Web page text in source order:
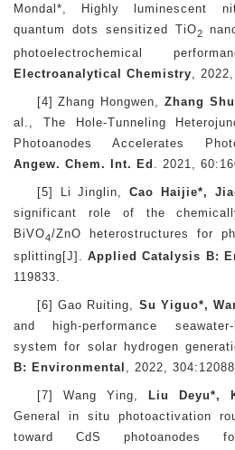
Mondal*, Highly luminescent
quantum dots sensitized TiO2
photoelectrochemical
Electroanalytical Chemistry ,
[4] Zhang Hongwen, Zhang
al., The Hole-Tunneling
Photoanodes Accelerates
Angew. Chem. Int. Ed
. 2021,
[5] Li Jinglin,Cao Haijie*,
significant role of the
BiVO4/ZnO heterostructures for
splitting[J].Applied Catalysis B:
119833.
[6] Gao Ruiting, Su Yiguo*,
and high-performance
system for solar hydrogen
B: Environmental , 2022,
[7] Wang Ying, Liu Deyu*,
General in situ photoactivation
toward CdS photoanodes for